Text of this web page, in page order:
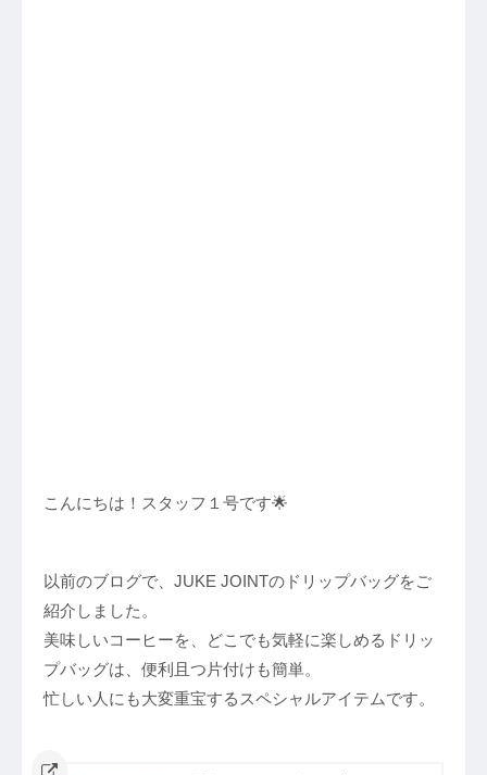
こんにちは！スタッフ１号です🌟
以前のブログで、JUKE JOINTのドリップバッグをご
紹介しました。
美味しいコーヒーを、どこでも気軽に楽しめるドリッ
プバッグは、便利且つ片付けも簡単。
忙しい人にも大変重宝するスペシャルアイテムです。